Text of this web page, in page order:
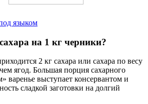
языком
на 1 кг черники?
2 кг сахара или сахара по весу
ягод. Большая порция сахарного
варенье выступает консервантом и
сладкой заготовки на долгий